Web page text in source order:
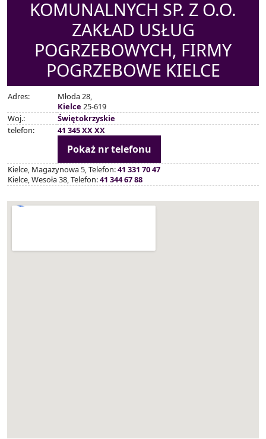
KOMUNALNYCH SP. Z O.O.
ZAKŁAD USŁUG
POGRZEBOWYCH, FIRMY
POGRZEBOWE KIELCE
Adres:
Młoda 28,
Kielce 25-619
Woj.:
Świętokrzyskie
telefon:
41 345 XX XX
Pokaż nr telefonu
Kielce, Magazynowa 5, Telefon:41 331 70 47
Kielce, Wesoła 38, Telefon:41 344 67 88